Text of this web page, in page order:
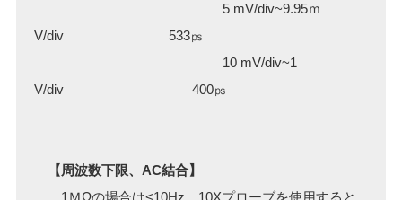
5 mV/div~9.95ｍ
V/div 533㎰
10 mV/div~1
V/div 400㎰
【周波数下限、AC結合】